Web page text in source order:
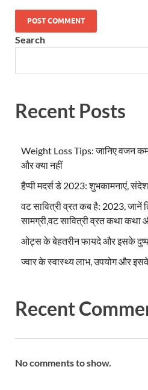
Search
Recent Posts
Weight Loss Tips: जानिए वजन
और क्या नहीं
हैप्पी मदर्स डे 2023: शुभकामनाएं,
वट सावित्री व्रत कब है: 2023, जानें
सामग्री,वट सावित्री व्रत कथा कथा
ओट्स के बेहतरीन फायदे और इसके
ज्वार के स्वास्थ्य लाभ, उपयोग और
Recent
No comments to show.